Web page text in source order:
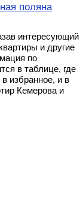
поляна
интересующий
и другие
по
в таблице, где
избранное, и в
Кемерова и